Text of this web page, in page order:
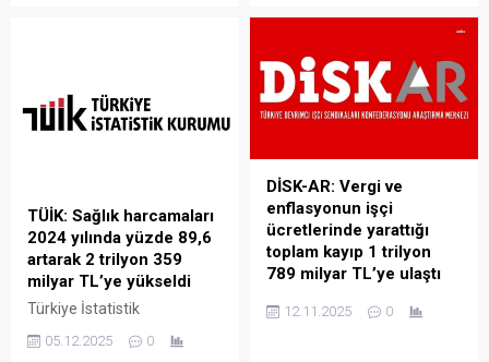
ipotekli konut satışları ise bir
önceki yılın aynı dönemine
“Konut Satış...
bu yana en yüksek
akaryakıt ve ısınma
maliyetlerindeki artış dikkat
çekerken, gıda fiyatları sınırlı
yükseldi. Ekonomistler, kısa
rahatlama
sağlayabileceğini, ancak
genel enflasyon
görünümünün enerji
piyasalarına bağlı...
TÜİK: Sağlık harcamaları
2024 yılında yüzde 89,6
artarak 2 trilyon 359
milyar TL’ye yükseldi
Türkiye İstatistik
verilerine göre, Türkiye’nin
05.12.2025 0
DİSK-AR: Vergi ve
enflasyonun işçi
ücretlerinde yarattığı
toplam kayıp 1 trilyon
789 milyar TL’ye ulaştı
Devrimci İşçi Sendikaları
Konfederasyonu Araştırma
12.11.2025 0